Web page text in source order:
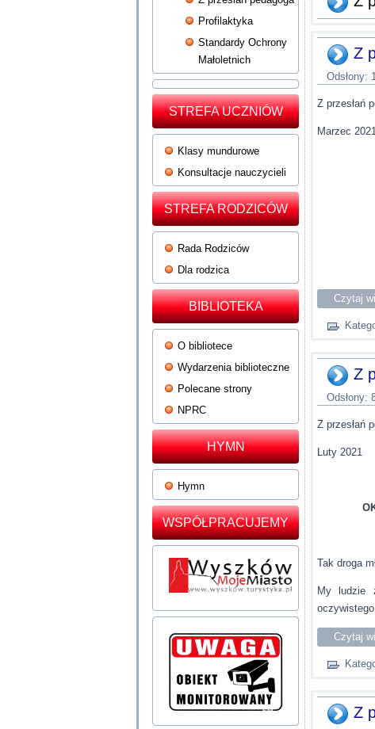
Profilaktyka
Standardy Ochrony
Małoletnich
STREFA UCZNIÓW
Klasy mundurowe
Konsultacje nauczycieli
STREFA RODZICÓW
Rada Rodziców
Dla rodzica
BIBLIOTEKA
O bibliotece
Wydarzenia biblioteczne
Polecane strony
NPRC
HYMN
Hymn
WSPÓŁPRACUJEMY
Z
Odsłony:
Z przesłań
Marzec
Czytaj
Z
Odsłony:
Z przesłań
Luty 2021
Tak droga
My ludzie
Czytaj
Z